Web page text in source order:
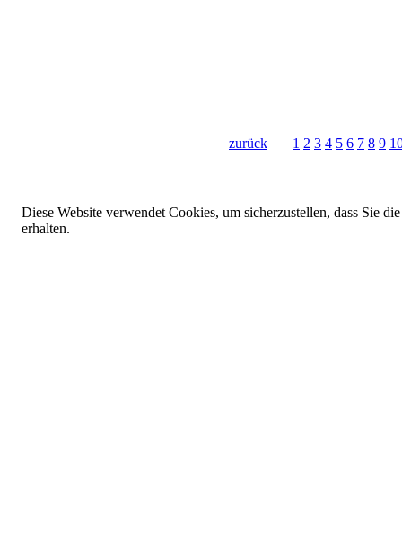
zurück 1 2 3 4 5 6 7 8 9
Diese Website verwendet Cookies, um sicherzustellen, dass Sie
erhalten.